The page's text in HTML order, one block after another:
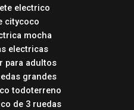
electrico
citycoco
mocha
electricas
para adultos
grandes
todoterreno
de 3 ruedas